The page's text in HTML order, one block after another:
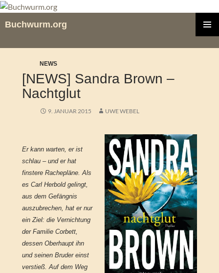
Zum
springen
Buchwurm.org
MENÜ
NEWS
[NEWS] Sandra Brown –
Nachtglut
9. JANUAR 2015 UWE WEBEL
Er kann warten, er ist
schlau – und er hat
finstere Rachepläne. Als
es Carl Herbold gelingt,
aus dem Gefängnis
auszubrechen, hat er nur
ein Ziel: die Vernichtung
der Familie Corbett,
dessen Oberhaupt ihn
und seinen Bruder einst
verstieß. Auf dem Weg